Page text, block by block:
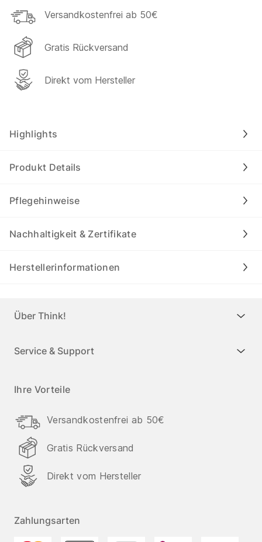
Versandkostenfrei ab 50€
Gratis Rückversand
Direkt vom Hersteller
Highlights
Produkt Details
Pflegehinweise
Nachhaltigkeit & Zertifikate
Herstellerinformationen
Über Think!
Service & Support
Ihre Vorteile
Versandkostenfrei ab 50€
Gratis Rückversand
Direkt vom Hersteller
Zahlungsarten